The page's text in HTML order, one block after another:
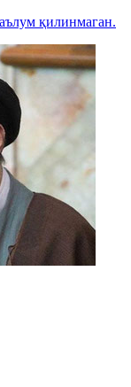
қилинмаган.